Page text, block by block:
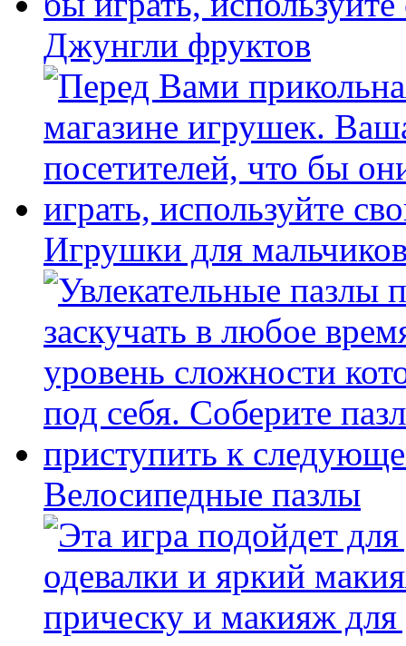
Джунгли фруктов
Игрушки для
Велосипедные пазлы